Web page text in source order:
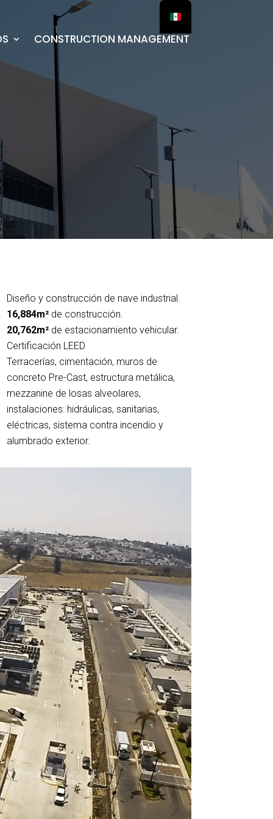
CONSTRUCTION MANAGEMENT
Diseño y construcción de nave industrial.
16,884m²de construcción.
20,762m²de estacionamiento vehicular.
Certificación LEED
Terracerías, cimentación, muros de
concreto Pre-Cast, estructura metálica,
mezzanine de losas alveolares,
instalaciones: hidráulicas, sanitarias,
eléctricas, sistema contra incendio y
alumbrado exterior.